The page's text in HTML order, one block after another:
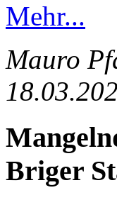
Mehr...
Mauro
Briger